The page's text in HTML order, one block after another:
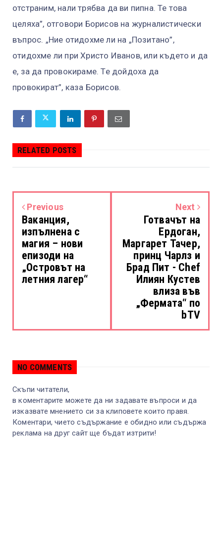
отстраним, нали трябва да ви пипна. Те това
целяха”, отговори Борисов на журналистически
въпрос. „Ние отидохме ли на „Позитано”,
отидохме ли при Христо Иванов, или където и да
е, за да провокираме. Те дойдоха да
провокират”, каза Борисов.
RELATED POSTS
Previous
Ваканция,
изпълнена с
магия – нови
епизоди на
„Островът на
летния лагер“
Next
Готвачът на
Ердоган,
Маргарет Тачер,
принц Чарлз и
Брад Пит - Chef
Илиян Кустев
влиза във
„Фермата“ по
bTV
NO COMMENTS
Скъпи читатели,
в коментарите можете да ни задавате въпроси и да
изказвате мнението си за клиповете които правя.
Коментари, чието съдържание е обидно или съдържа
реклама на друг сайт ще бъдат изтрити!